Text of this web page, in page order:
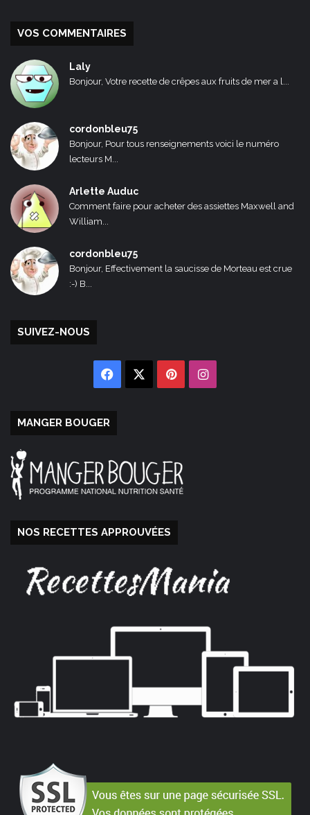
VOS COMMENTAIRES
Laly
Bonjour, Votre recette de crêpes aux fruits de mer a l...
cordonbleu75
Bonjour, Pour tous renseignements voici le numéro
lecteurs M...
Arlette Auduc
Comment faire pour acheter des assiettes Maxwell and
William...
cordonbleu75
Bonjour, Effectivement la saucisse de Morteau est crue
:-) B...
SUIVEZ-NOUS
Facebook PinterestInstagram
MANGER BOUGER
NOS RECETTES APPROUVÉES